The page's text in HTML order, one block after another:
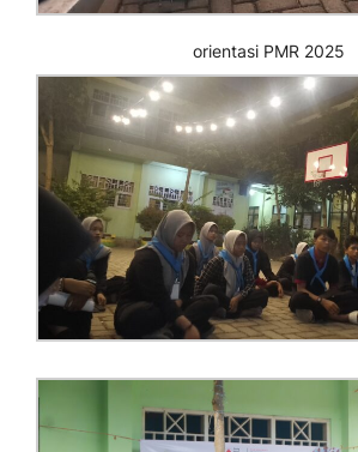
orientasi PMR 2025